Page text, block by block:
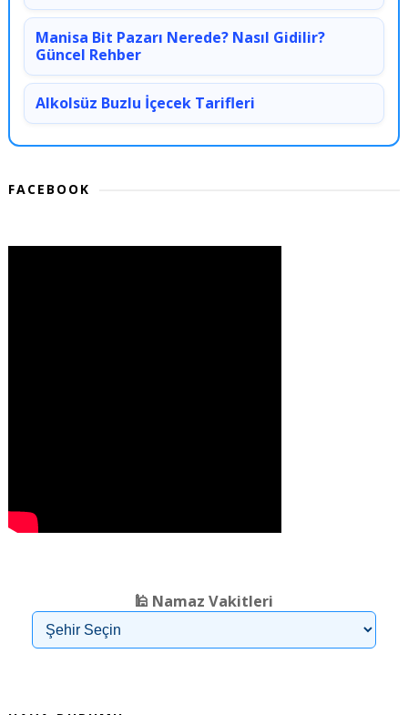
Manisa Bit Pazarı Nerede? Nasıl Gidilir?
Güncel Rehber
Alkolsüz Buzlu İçecek Tarifleri
FACEBOOK
🕌 Namaz Vakitleri